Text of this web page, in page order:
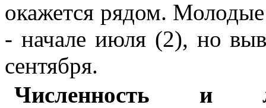
окажется рядом.
- начале июля (2), но
сентября.
Численность и